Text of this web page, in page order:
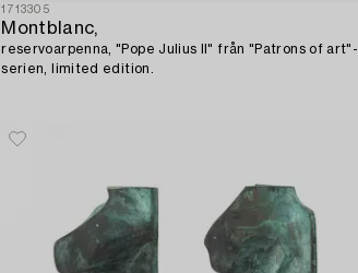
1713305
Montblanc,
reservoarpenna, "Pope Julius II" från "Patrons of art"-
serien, limited edition.